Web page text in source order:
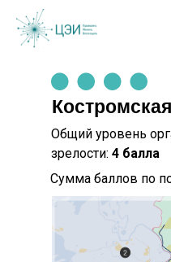
Общий уровень
зрелости: 4 балла
Сумма баллов по